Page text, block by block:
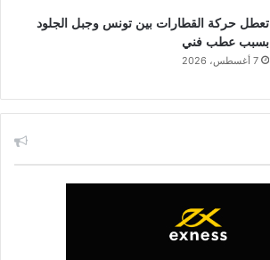
تعطل حركة القطارات بين تونس وجبل الجلود
بسبب عطب فني
7 أغسطس، 2026